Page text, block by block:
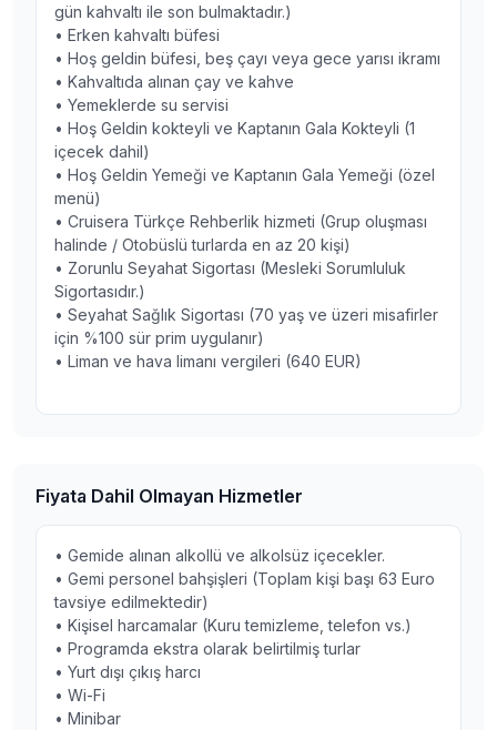
gün kahvaltı ile son bulmaktadır.)
• Erken kahvaltı büfesi
• Hoş geldin büfesi, beş çayı veya gece yarısı ikramı
• Kahvaltıda alınan çay ve kahve
• Yemeklerde su servisi
• Hoş Geldin kokteyli ve Kaptanın Gala Kokteyli (1
içecek dahil)
• Hoş Geldin Yemeği ve Kaptanın Gala Yemeği (özel
menü)
• Cruisera Türkçe Rehberlik hizmeti (Grup oluşması
halinde / Otobüslü turlarda en az 20 kişi)
• Zorunlu Seyahat Sigortası (Mesleki Sorumluluk
Sigortasıdır.)
• Seyahat Sağlık Sigortası (70 yaş ve üzeri misafirler
için %100 sür prim uygulanır)
• Liman ve hava limanı vergileri (640 EUR)
Fiyata Dahil Olmayan Hizmetler
• Gemide alınan alkollü ve alkolsüz içecekler.
• Gemi personel bahşişleri (Toplam kişi başı 63 Euro
tavsiye edilmektedir)
• Kişisel harcamalar (Kuru temizleme, telefon vs.)
• Programda ekstra olarak belirtilmiş turlar
• Yurt dışı çıkış harcı
• Wi-Fi
• Minibar